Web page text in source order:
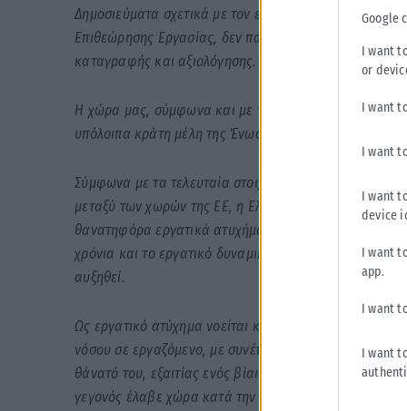
Google
I want
or
I want
I want
I want
device
I want
app.
I want
I want
Δημοσιεύματα σχετικά με τον ετήσιο αριθμό
Επιθεώρησης Εργασίας, δεν παραπέμπουν ποτέ στην
καταγραφής και αξιολόγησης.
Η χώρα μας, σύμφωνα και με τα επίσημα στοιχεία της
υπόλοιπα κράτη μέλη της Ένωσης.
Σύμφωνα με τα τελευταία στοιχεία που εξέδωσε η
μεταξύ των χωρών της ΕΕ, η Ελλάδα βρίσκεται μεταξύ
θανατηφόρα εργατικά ατυχήματα, πίσω μόνο από τη
χρόνια και το εργατικό δυναμικό έχει αυξηθεί κατά
αυξηθεί.
Ως εργατικό ατύχημα νοείται κάθε πρόκληση
νόσου σε εργαζόμενο, με συνέπεια τη μερική ή ολική,
θάνατό του, εξαιτίας ενός βίαιου εξωτερικού
γεγονός έλαβε χώρα κατά την εκτέλεση της εργασίας